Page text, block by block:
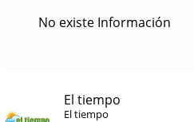
No existe Información
El tiempo
El tiempo